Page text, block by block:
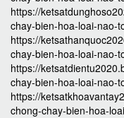
https://
chay-bien-hoa-loai-nao-
https://
chay-bien-hoa-loai-nao-
https://
chay-bien-hoa-loai-nao-
https://
chong-chay-bien-hoa-